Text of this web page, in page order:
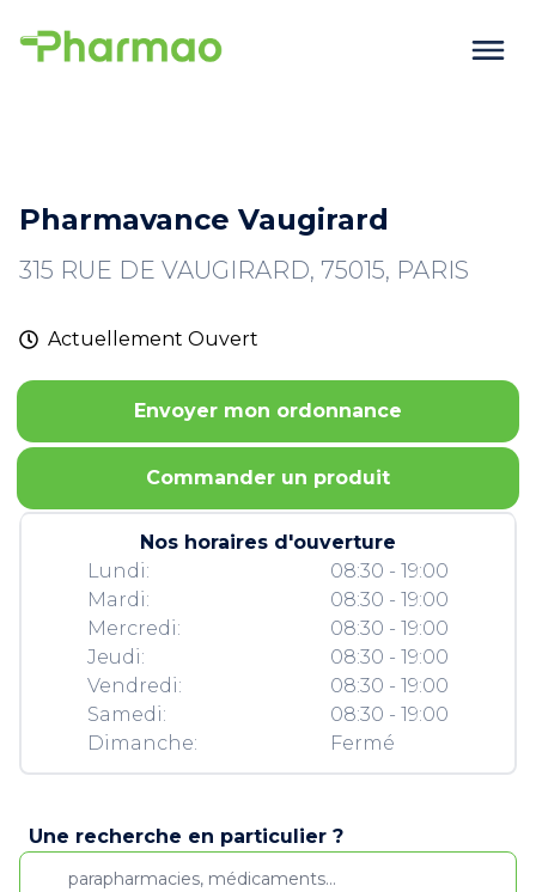
Pharmavance Vaugirard
315 RUE DE VAUGIRARD, 75015, PARIS
Actuellement Ouvert
Envoyer mon ordonnance
Commander un produit
Nos horaires d'ouverture
Lundi:
Mardi:
Mercredi:
Jeudi:
Vendredi:
Samedi:
Dimanche:
08:30 - 19:00
08:30 - 19:00
08:30 - 19:00
08:30 - 19:00
08:30 - 19:00
08:30 - 19:00
Fermé
Une recherche en particulier ?